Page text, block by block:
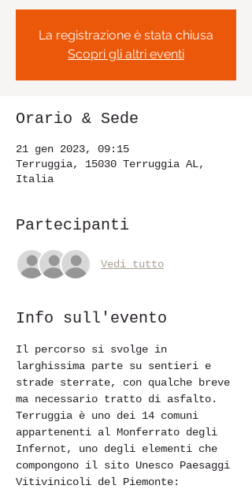
La registrazione è stata chiusa
Scopri gli altri eventi
Orario & Sede
21 gen 2023, 09:15
Terruggia, 15030 Terruggia AL,
Italia
Partecipanti
Vedi tutto
Info sull'evento
Il percorso si svolge in
larghissima parte su sentieri e
strade sterrate, con qualche breve
ma necessario tratto di asfalto.
Terruggia è uno dei 14 comuni
appartenenti al Monferrato degli
Infernot, uno degli elementi che
compongono il sito Unesco Paesaggi
Vitivinicoli del Piemonte: